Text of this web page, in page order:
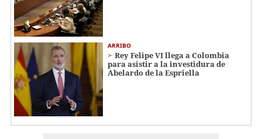
ARRIBO
Rey Felipe VI llega a Colombia
para asistir a la investidura de
Abelardo de la Espriella